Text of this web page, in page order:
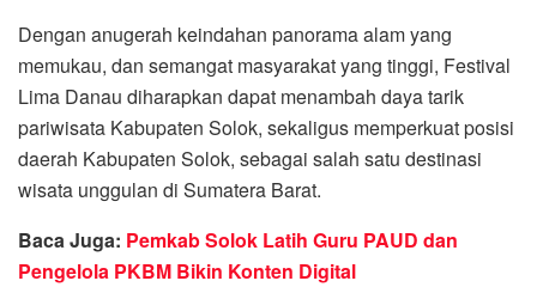
Dengan anugerah keindahan panorama alam yang
memukau, dan semangat masyarakat yang tinggi, Festival
Lima Danau diharapkan dapat menambah daya tarik
pariwisata Kabupaten Solok, sekaligus memperkuat posisi
daerah Kabupaten Solok, sebagai salah satu destinasi
wisata unggulan di Sumatera Barat.
Baca Juga: Pemkab Solok Latih Guru PAUD dan
Pengelola PKBM Bikin Konten Digital